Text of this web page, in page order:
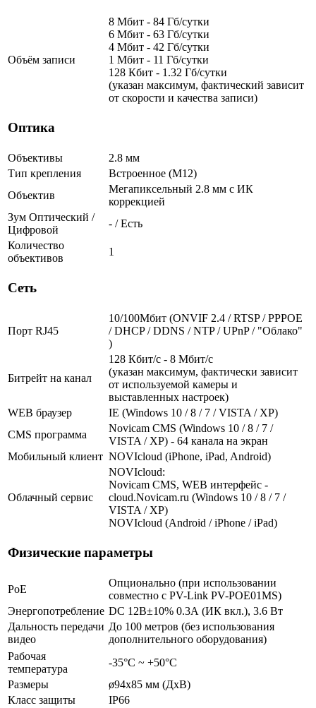
Объём записи
8 Мбит - 84 Гб/сутки
6 Мбит - 63 Гб/сутки
4 Мбит - 42 Гб/сутки
1 Мбит - 11 Гб/сутки
128 Кбит - 1.32 Гб/сутки
(указан максимум, фактический зависит
от скорости и качества записи)
Оптика
Объективы
2.8 мм
Тип крепления
Встроенное (М12)
Объектив
Мегапиксельный 2.8 мм c ИК
коррекцией
Зум Оптический /
Цифровой
- / Есть
Количество
объективов
1
Сеть
Порт RJ45
10/100Мбит (ONVIF 2.4 / RTSP / PPPOE
/ DHCP / DDNS / NTP / UPnP / "Облако"
)
Битрейт на канал
128 Кбит/с - 8 Мбит/с
(указан максимум, фактически зависит
от используемой камеры и
выставленных настроек)
WEB браузер
IE (Windows 10 / 8 / 7 / VISTA / XP)
CMS программа
Novicam CMS (Windows 10 / 8 / 7 /
VISTA / XP) - 64 канала на экран
Мобильный клиент NOVIcloud (iPhone, iPad, Android)
Облачный сервис
NOVIcloud:
Novicam CMS, WEB интерфейс -
cloud.Novicam.ru (Windows 10 / 8 / 7 /
VISTA / XP)
NOVIcloud (Android / iPhone / iPad)
Физические параметры
PoE
Опционально (при использовании
совместно с PV-Link PV-POE01MS)
Энергопотребление DC 12В±10% 0.3А (ИК вкл.), 3.6 Вт
Дальность передачи
видео
До 100 метров (без использования
дополнительного оборудования)
Рабочая
температура
-35°С ~ +50°С
Размеры
ø94x85 мм (ДхВ)
Класс защиты
IP66